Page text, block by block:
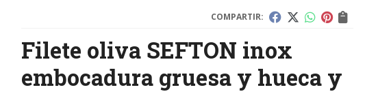
COMPARTIR:
Filete oliva SEFTON inox
embocadura gruesa y hueca y